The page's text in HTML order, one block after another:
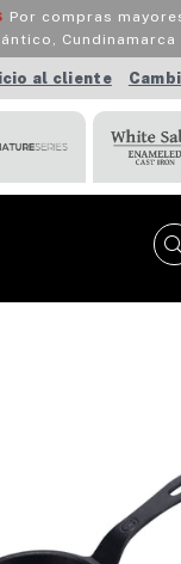
Por compras
Cundinamarca
al cliente